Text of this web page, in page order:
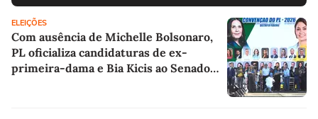
ELEIÇÕES
Com ausência de Michelle Bolsonaro,
PL oficializa candidaturas de ex-
primeira-dama e Bia Kicis ao Senado